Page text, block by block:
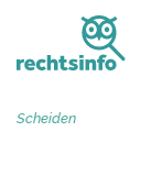
Scheiden